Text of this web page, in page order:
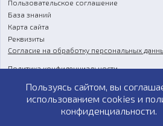
Пользовательское соглашение
База знаний
Карта сайта
Реквизиты
Согласие на обработку персональных
Политика конфиденциальности
Публичная оферта
Пользуясь сайтом, вы
использованием cookies и
конфиденциальности.